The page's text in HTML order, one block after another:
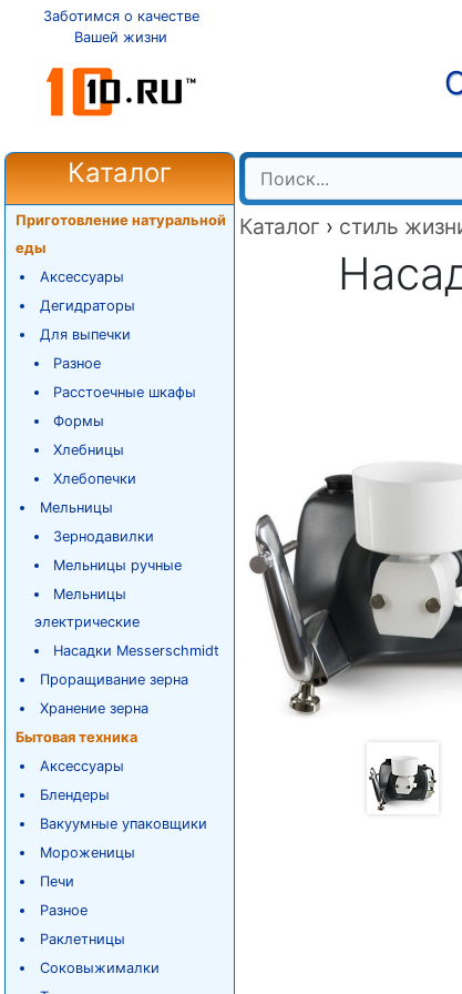
Заботимся о качестве
Вашей жизни
Каталог
Приготовление натуральной
еды
Аксессуары
Дегидраторы
Для выпечки
Разное
Расстоечные шкафы
Формы
Хлебницы
Хлебопечки
Мельницы
Зернодавилки
Мельницы ручные
Мельницы
электрические
Насадки Messerschmidt
Проращивание зерна
Хранение зерна
Бытовая техника
Аксессуары
Блендеры
Вакуумные упаковщики
Мороженицы
Печи
Разное
Раклетницы
Соковыжималки
Каталог › стиль